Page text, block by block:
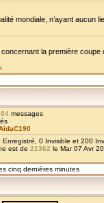
mondiale, n’ayant aucun
la première
messages
Enregistré, 0 Invisible et 200
est de 21362 le Mar 07 Avr
cinq dernières minutes